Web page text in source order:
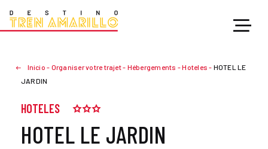
Inicio - Organiser votre trajet- Hébergements -Hoteles - HOTEL LE
JARDIN
HOTELES
HOTEL LE JARDIN